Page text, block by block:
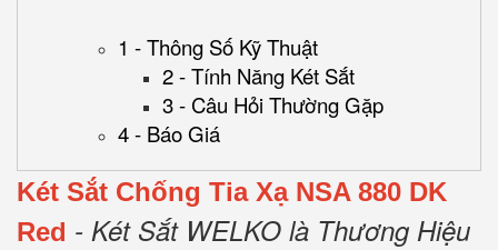
1 - Thông Số Kỹ Thuật
2 - Tính Năng Két Sắt
3 - Câu Hỏi Thường Gặp
4 - Báo Giá
Két Sắt Chống Tia Xạ NSA 880 DK
Red - Két Sắt WELKO là Thương Hiệu